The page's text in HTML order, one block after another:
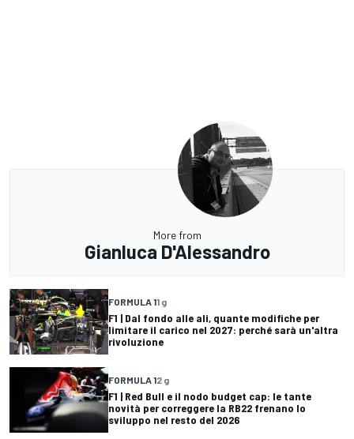
More from
Gianluca D'Alessandro
FORMULA 11 g
F1 | Dal fondo alle ali, quante modifiche per
limitare il carico nel 2027: perché sarà un'altra
rivoluzione
FORMULA 12 g
F1 | Red Bull e il nodo budget cap: le tante
novità per correggere la RB22 frenano lo
sviluppo nel resto del 2026